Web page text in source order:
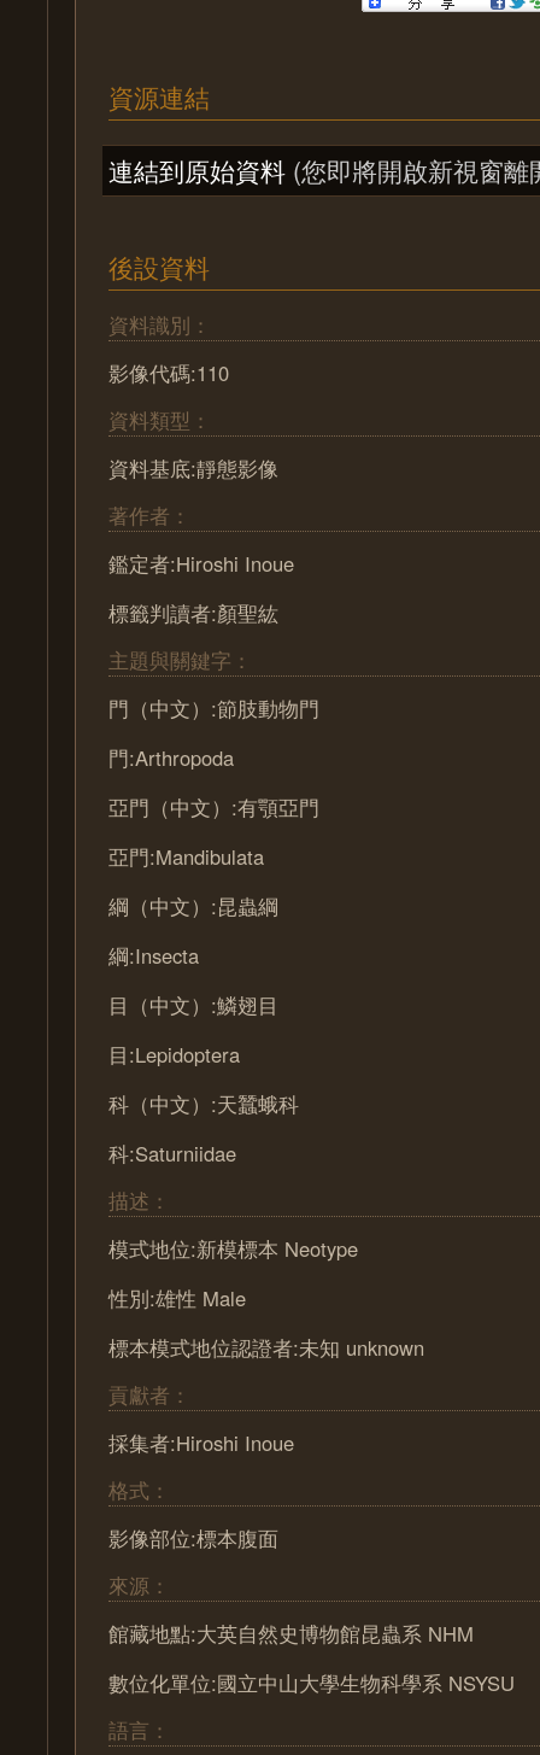
資源連結
連結到原始資料 (您即將開啟新視窗離
後設資料
資料識別：
影像代碼:110
資料類型：
資料基底:靜態影像
著作者：
鑑定者:Hiroshi Inoue
標籤判讀者:顏聖紘
主題與關鍵字：
門（中文）:節肢動物門
門:Arthropoda
亞門（中文）:有顎亞門
亞門:Mandibulata
綱（中文）:昆蟲綱
綱:Insecta
目（中文）:鱗翅目
目:Lepidoptera
科（中文）:天蠶蛾科
科:Saturniidae
描述：
模式地位:新模標本 Neotype
性別:雄性 Male
標本模式地位認證者:未知 unknown
貢獻者：
採集者:Hiroshi Inoue
格式：
影像部位:標本腹面
來源：
館藏地點:大英自然史博物館昆蟲系 NHM
數位化單位:國立中山大學生物科學系 NSYSU
語言：